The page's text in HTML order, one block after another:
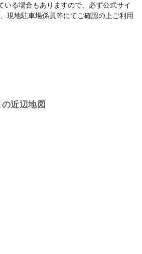
いる場合もありますので、必ず公式サイ
現地駐車場係員等にてご確認の上ご利用
近辺地図